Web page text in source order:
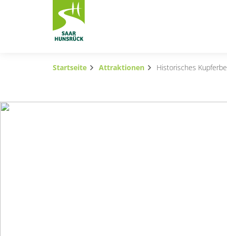
Zum Hauptinhalt springen
Subnavigation umschalten
Startseite Attraktionen Historisches